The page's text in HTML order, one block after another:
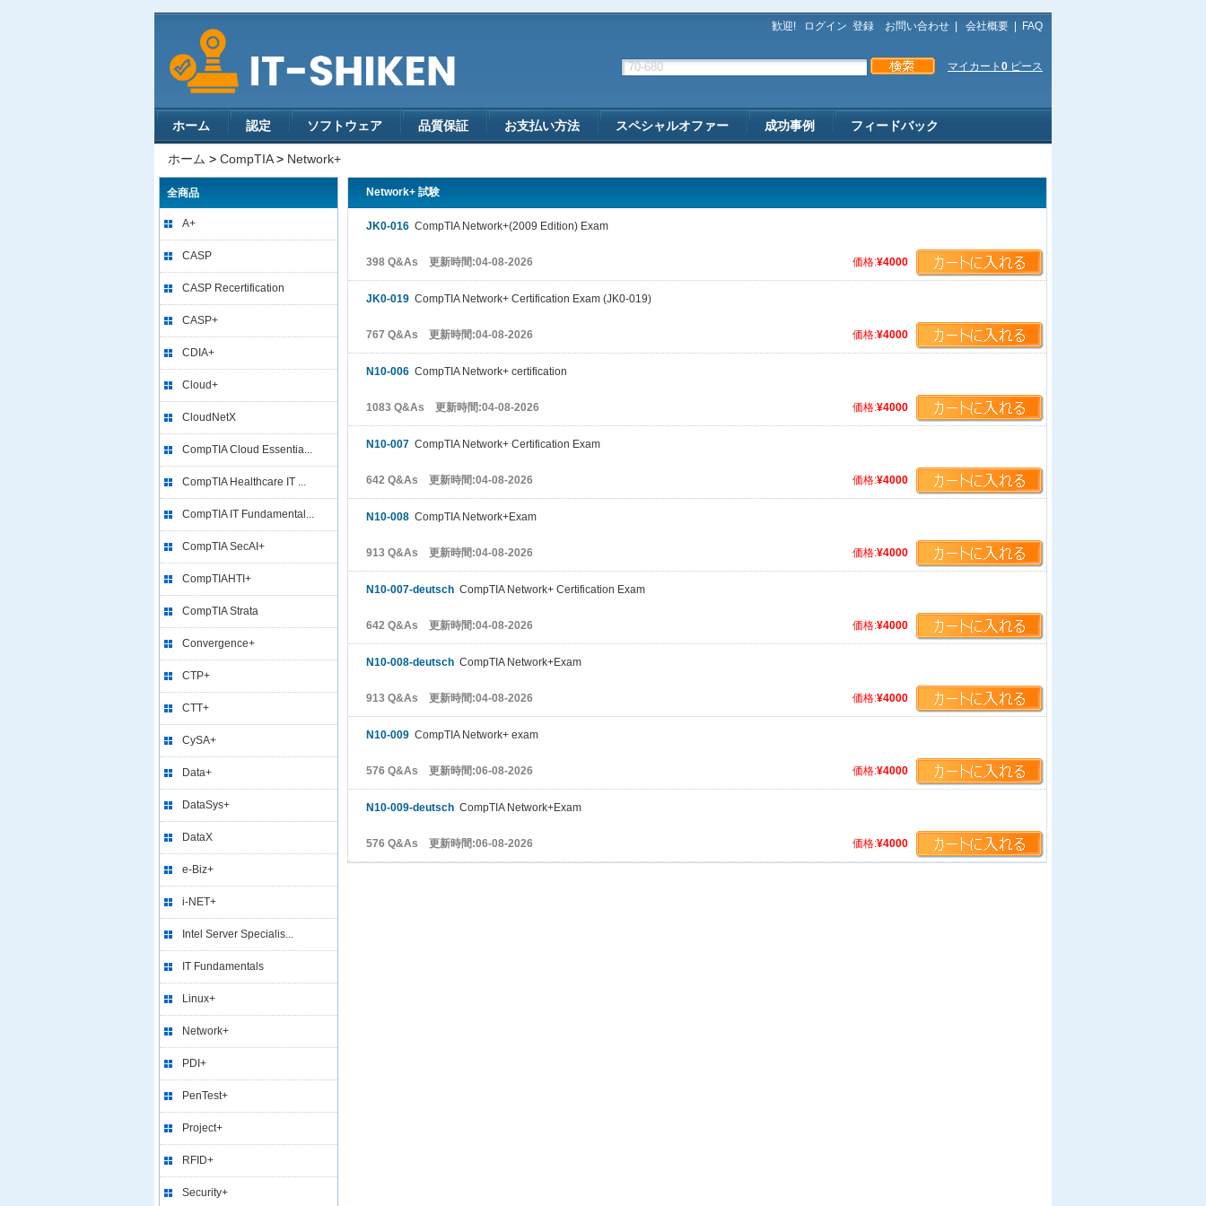
歓迎! ログイン 登録 お問い合わせ 会社概要 FAQ
マイカート 0 ピース
ホーム 認定 ソフトウェア 品質保証 お支払い方法 スペシャルオファー 成功事例 フィードバック
ホーム > CompTIA> Network+
全商品
A+
CASP
CASP Recertification
CASP+
CDIA+
Cloud+
CloudNetX
CompTIA Cloud Essentia...
CompTIA Healthcare IT ...
CompTIA IT Fundamental...
CompTIA SecAI+
CompTIAHTI+
CompTIA Strata
Convergence+
CTP+
CTT+
CySA+
Data+
DataSys+
DataX
e-Biz+
i-NET+
Intel Server Specialis...
IT Fundamentals
Linux+
Network+
PDI+
PenTest+
Project+
RFID+
Security+
Network+ 試験
JK0-016 CompTIA Network+(2009 Edition) Exam
価格:¥4000
398 Q&As 更新時間:04-08-2026
JK0-019 CompTIA Network+ Certification Exam (JK0-019)
価格:¥4000
767 Q&As 更新時間:04-08-2026
N10-006 CompTIA Network+ certification
価格:¥4000
1083 Q&As 更新時間:04-08-2026
N10-007 CompTIA Network+ Certification Exam
価格:¥4000
642 Q&As 更新時間:04-08-2026
N10-008 CompTIA Network+Exam
価格:¥4000
913 Q&As 更新時間:04-08-2026
N10-007-deutsch CompTIA Network+ Certification Exam
価格:¥4000
642 Q&As 更新時間:04-08-2026
N10-008-deutsch CompTIA Network+Exam
価格:¥4000
913 Q&As 更新時間:04-08-2026
N10-009 CompTIA Network+ exam
価格:¥4000
576 Q&As 更新時間:06-08-2026
N10-009-deutsch CompTIA Network+Exam
価格:¥4000
576 Q&As 更新時間:06-08-2026